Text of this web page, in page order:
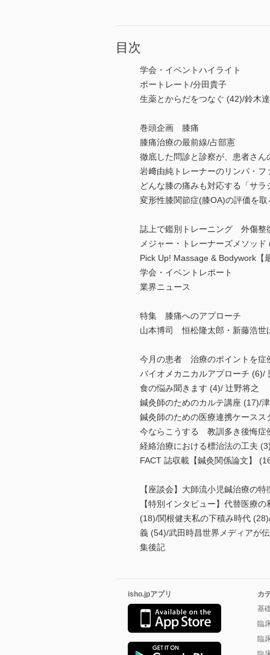
目次
学会・イベントハイライト
ポートレート/分田貴子
生薬とからだをつなぐ (42)/鈴木
巻頭企画 膝痛
膝痛治療の最前線/占部憲
徹底した問診と診察が、患者さ
岩﨑由純トレーナーのリンパ・
どんな膝の痛みも対応する「サ
変形性膝関節症(膝OA)の評価を取
誌上で鑑別トレーニング 外傷整
メジャー・トレーナーズメソッ
Pick Up! Massage & Bodywork
学会・イベントレポート
業界ニュース
特集 膝痛へのアプローチ
山本博司 恒松隆太郎・新藤浩
今月の患者 治療のポイントを症
バイオメカニカルアプローチ (6)/
食の悩み聞きます (4)/ 辻野将之
鍼灸師のためのカルテ講座 (17)/
鍼灸師のための医療連携ケースス
今ならこうする 教訓多き後悔症
経絡治療における標治法の工夫
FACT 誌収載【鍼灸関係論文】
【座談会】大師流小児鍼治療の
【特別インタビュー】代替医療
(18)/関根健夫私の下積み時代
義 (54)/武田時昌世界メディアが
集後記
isho.jpアプリ
カ
基
臨
臨